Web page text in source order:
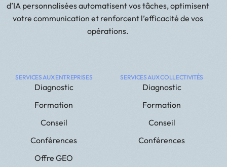
d’IA personnalisées automatisent vos tâches, optimisent
votre communication et renforcent l’efficacité de vos
opérations.
SERVICES AUX ENTREPRISES
Diagnostic
Formation
Conseil
Conférences
Offre GEO
SERVICES AUX COLLECTIVITÉS
Diagnostic
Formation
Conseil
Conférences